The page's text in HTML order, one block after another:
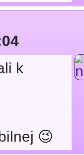
k
😉